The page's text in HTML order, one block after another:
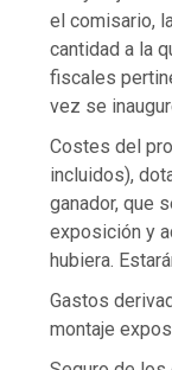
el comisario,
cantidad a la
fiscales
vez se
Costes del
incluidos),
ganador, que
exposición y
hubiera.
Gastos
montaje